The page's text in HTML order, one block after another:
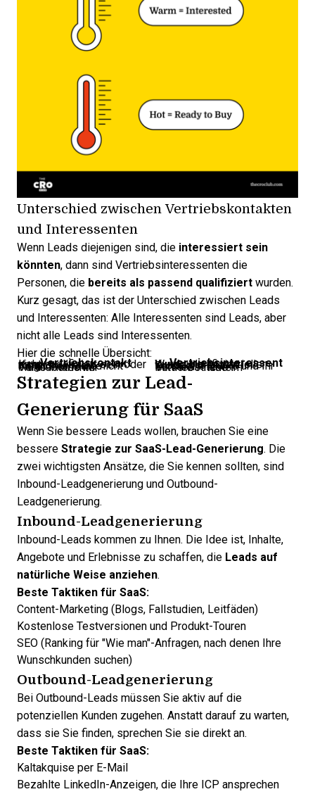
Unterschied zwischen Vertriebskontakten
und Interessenten
Wenn Leads diejenigen sind, die interessiert sein
könnten, dann sind Vertriebsinteressenten die
Personen, die bereits als passend qualifiziert wurden.
Kurz gesagt, das ist der Unterschied zwischen Leads
und Interessenten: Alle Interessenten sind Leads, aber
nicht alle Leads sind Interessenten.
Hier die schnelle Übersicht:
Vertriebskontakt
Vertriebsinteressent
Kann qualifiziert sein oder nicht Wurde als potenzieller Kunde qualifiziert
Kennt Ihre Marke möglicherweise nicht Kennt Ihre Marke und Ihr Produkt
Frühe Phase im Vertriebstrichter Mittlere Phase im Vertriebstrichter
Strategien zur Lead-
Generierung für SaaS
Wenn Sie bessere Leads wollen, brauchen Sie eine
bessere Strategie zur SaaS-Lead-Generierung. Die
zwei wichtigsten Ansätze, die Sie kennen sollten, sind
Inbound-Leadgenerierung und Outbound-
Leadgenerierung.
Inbound-Leadgenerierung
Inbound-Leads kommen zu Ihnen. Die Idee ist, Inhalte,
Angebote und Erlebnisse zu schaffen, die Leads auf
natürliche Weise anziehen.
Beste Taktiken für SaaS:
Content-Marketing (Blogs, Fallstudien, Leitfäden)
Kostenlose Testversionen und Produkt-Touren
SEO (Ranking für "Wie man"-Anfragen, nach denen Ihre
Wunschkunden suchen)
Outbound-Leadgenerierung
Bei Outbound-Leads müssen Sie aktiv auf die
potenziellen Kunden zugehen. Anstatt darauf zu warten,
dass sie Sie finden, sprechen Sie sie direkt an.
Beste Taktiken für SaaS:
Kaltakquise per E-Mail
Bezahlte LinkedIn-Anzeigen, die Ihre ICP ansprechen